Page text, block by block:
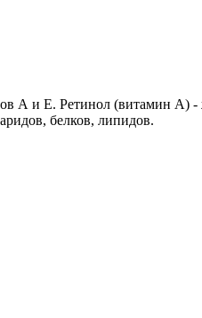
А и Е. Ретинол (витамин А)
белков, липидов.